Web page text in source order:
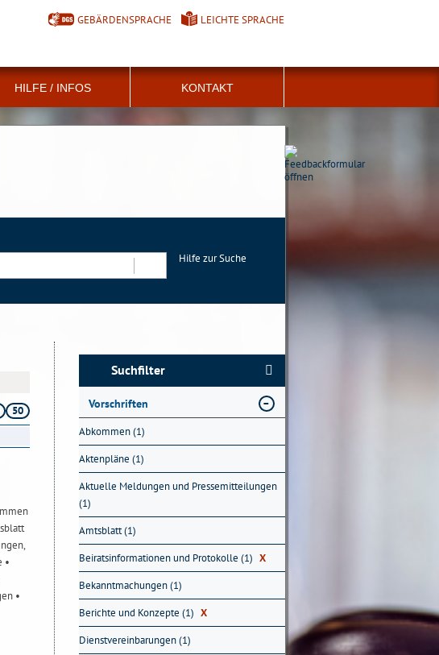
GEBÄRDENSPRACHE LEICHTE SPRACHE
HILFE / INFOS KONTAKT
Hilfe zur Suche
50
•
•
Suchfilter
Vorschriften
Abkommen (1)
Aktenpläne (1)
Aktuelle Meldungen und Pressemitteilungen
(1)
Amtsblatt (1)
Beiratsinformationen und Protokolle (1) X
Bekanntmachungen (1)
Berichte und Konzepte (1) X
Dienstvereinbarungen (1)